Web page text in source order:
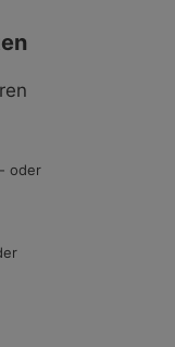
oder